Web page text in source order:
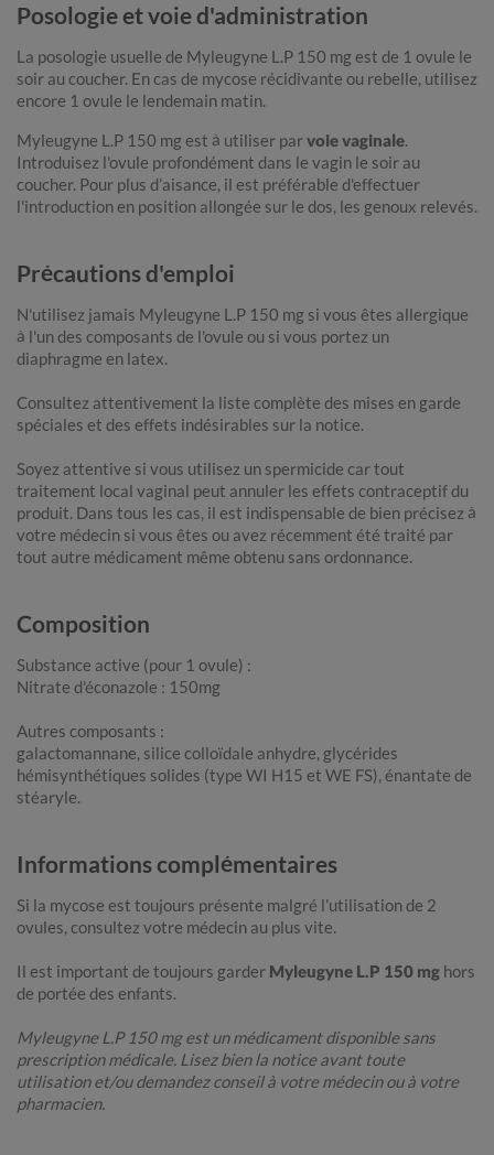
Posologie et voie d'administration
La posologie usuelle de Myleugyne L.P 150 mg est de 1 ovule le
soir au coucher. En cas de mycose récidivante ou rebelle, utilisez
encore 1 ovule le lendemain matin.
Myleugyne L.P 150 mg est à utiliser parvoie vaginale.
Introduisez l'ovule profondément dans le vagin le soir au
coucher. Pour plus d’aisance, il est préférable d'effectuer
l'introduction en position allongée sur le dos, les genoux relevés.
Précautions d'emploi
N'utilisez jamais Myleugyne L.P 150 mg si vous êtes allergique
à l'un des composants de l'ovule ou si vous portez un
diaphragme en latex.
Consultez attentivement la liste complète des mises en garde
spéciales et des effets indésirables sur la notice.
Soyez attentive si vous utilisez un spermicide car tout
traitement local vaginal peut annuler les effets contraceptif du
produit. Dans tous les cas, il est indispensable de bien précisez à
votre médecin si vous êtes ou avez récemment été traité par
tout autre médicament même obtenu sans ordonnance.
Composition
Substance active (pour 1 ovule) :
Nitrate d'éconazole : 150mg
Autres composants :
galactomannane, silice colloïdale anhydre, glycérides
hémisynthétiques solides (type WI H15 et WE FS), énantate de
stéaryle.
Informations complémentaires
Si la mycose est toujours présente malgré l’utilisation de 2
ovules, consultez votre médecin au plus vite.
Il est important de toujours garder Myleugyne L.P 150 mg hors
de portée des enfants.
Myleugyne L.P 150 mg est un médicament disponible sans
prescription médicale. Lisez bien la notice avant toute
utilisation et/ou demandez conseil à votre médecin ou à votre
pharmacien.